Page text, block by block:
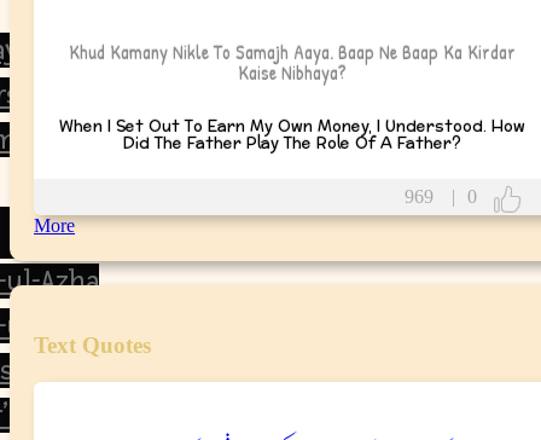
ul-Azha
Fitr
Day
Day
Khud Kamany Nikle To Samajh Aaya. Baap Ne Baap Ka Kirdar
Kaise Nibhaya?
When I Set Out To Earn My Own Money, I Understood. How
Did The Father Play The Role Of A Father?
969
0
More
Text Quotes